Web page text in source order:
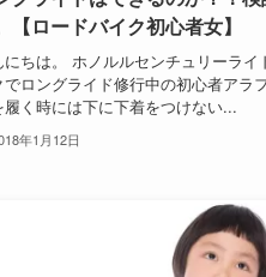
【ロードバイク初心者女】
にちは。 ホノルルセンチュリーラ
でロングライド修行中の初心者アラ
履く時には下に下着をつけない...
年1月12日